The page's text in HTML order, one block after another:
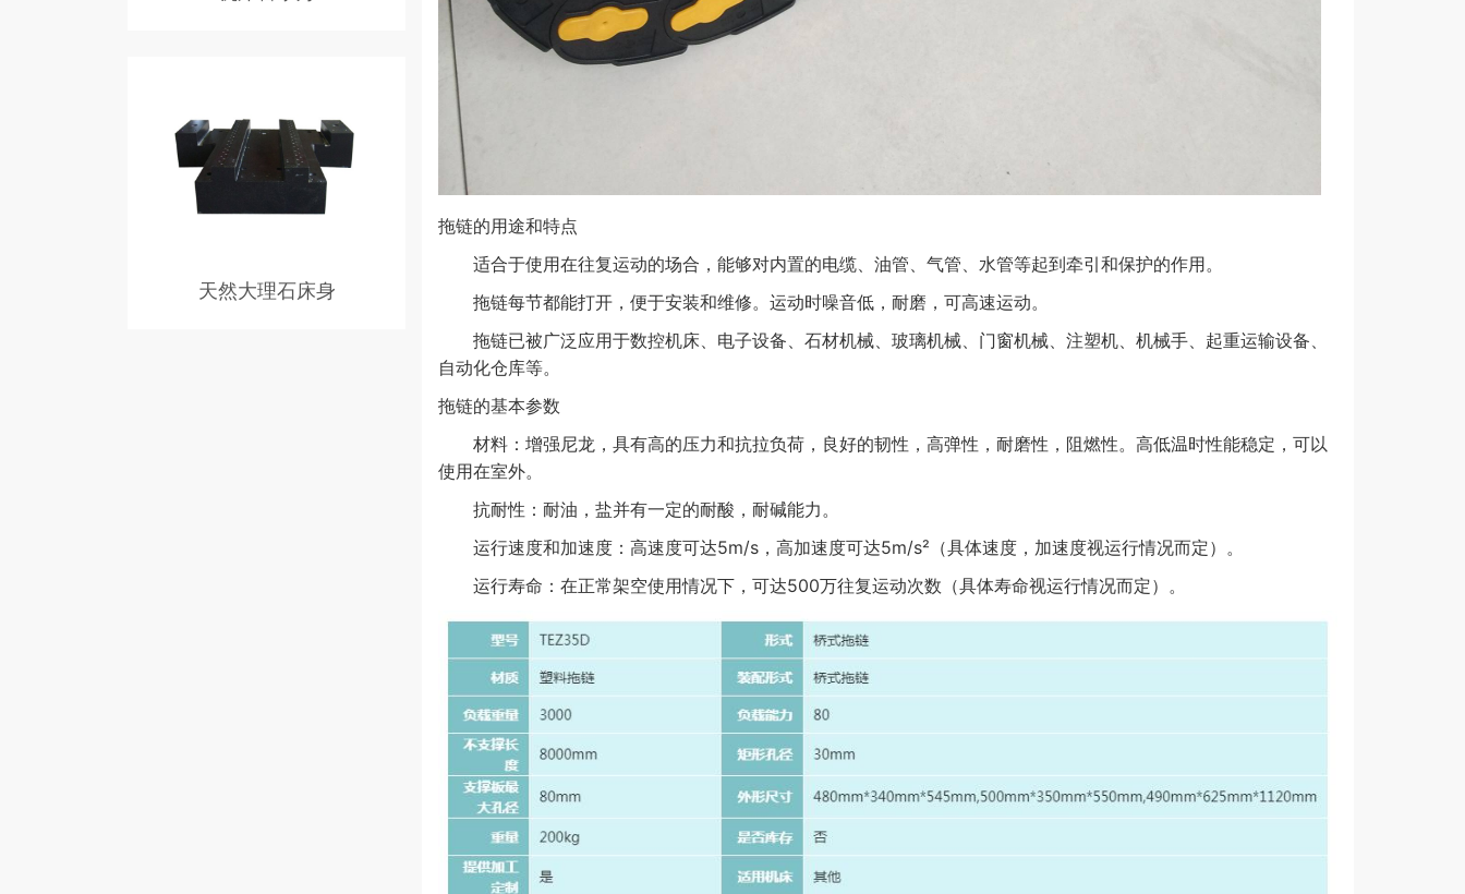
灯，6、组合式指示灯。
天然大理石床身
不变形。 2、刚性好,硬度高,耐磨性强,
拖链的用途和特点
适合于使用在往复运动的场合，能够对内置的电缆、油管、气管、水管等起到牵引和保护的作用。
拖链每节都能打开，便于安装和维修。运动时噪音低，耐磨，可高速运动。
拖链已被广泛应用于数控机床、电子设备、石材机械、玻璃机械、门窗机械、注塑机、机械手、起重运输设备、
自动化仓库等。
拖链的基本参数
材料：增强尼龙，具有高的压力和抗拉负荷，良好的韧性，高弹性，耐磨性，阻燃性。高低温时性能稳定，可以
使用在室外。
抗耐性：耐油，盐并有一定的耐酸，耐碱能力。
运行速度和加速度：高速度可达5m/s，高加速度可达5m/s²（具体速度，加速度视运行情况而定）。
运行寿命：在正常架空使用情况下，可达500万往复运动次数（具体寿命视运行情况而定）。